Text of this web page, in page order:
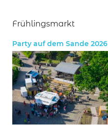
Frühlingsmarkt
Party auf dem Sande 2026